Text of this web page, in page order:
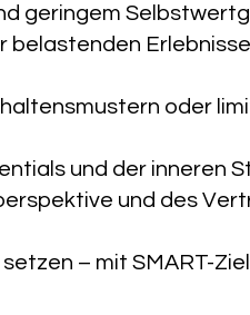
geringem
belastenden
oder
und der inneren
und des
– mit SMART-